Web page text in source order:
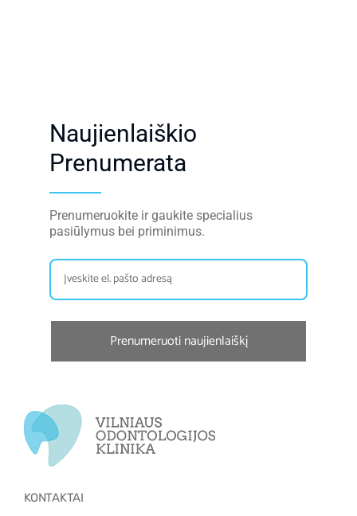
Naujienlaiškio
Prenumerata
Prenumeruokite ir gaukite specialius
pasiūlymus bei priminimus.
Prenumeruoti naujienlaiškį
KONTAKTAI